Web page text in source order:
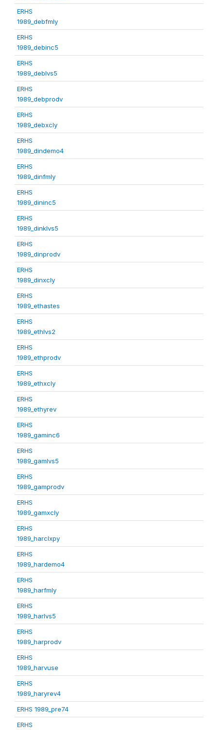
ERHS
1989_debfmly
ERHS
1989_debinc5
ERHS
1989_deblvs5
ERHS
1989_debprodv
ERHS
1989_debxcly
ERHS
1989_dindemo4
ERHS
1989_dinfmly
ERHS
1989_dininc5
ERHS
1989_dinklvs5
ERHS
1989_dinprodv
ERHS
1989_dinxcly
ERHS
1989_ethastes
ERHS
1989_ethlvs2
ERHS
1989_ethprodv
ERHS
1989_ethxcly
ERHS
1989_ethyrev
ERHS
1989_gaminc6
ERHS
1989_gamlvs5
ERHS
1989_gamprodv
ERHS
1989_gamxcly
ERHS
1989_harclxpy
ERHS
1989_hardemo4
ERHS
1989_harfmly
ERHS
1989_harlvs5
ERHS
1989_harprodv
ERHS
1989_harvuse
ERHS
1989_haryrev4
ERHS 1989_pre74
ERHS